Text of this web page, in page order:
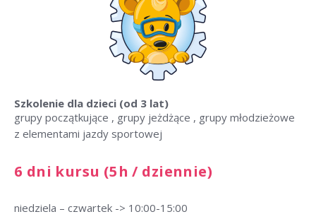
Szkolenie dla dzieci (od 3 lat)
grupy początkujące , grupy jeżdżące , grupy młodzieżowe
z elementami jazdy sportowej
6 dni kursu (5h / dziennie)
niedziela – czwartek -> 10:00-15:00